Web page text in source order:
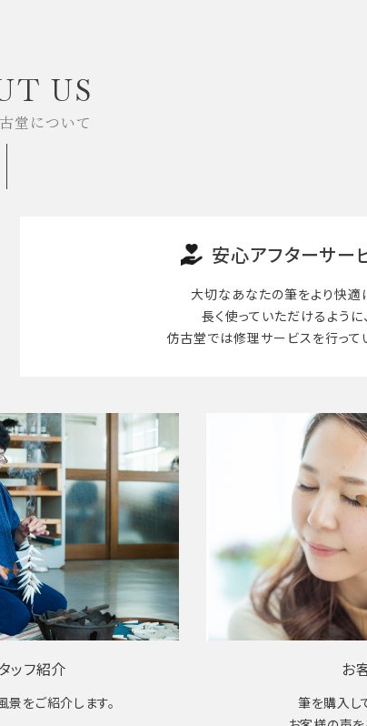
US
堂について
安心アフターサー
大切なあなたの筆をより快適
長く使って いただけるように、
仿古堂では修理サービスを行って
ッフ紹介
景をご紹介します。
お
筆を購入し